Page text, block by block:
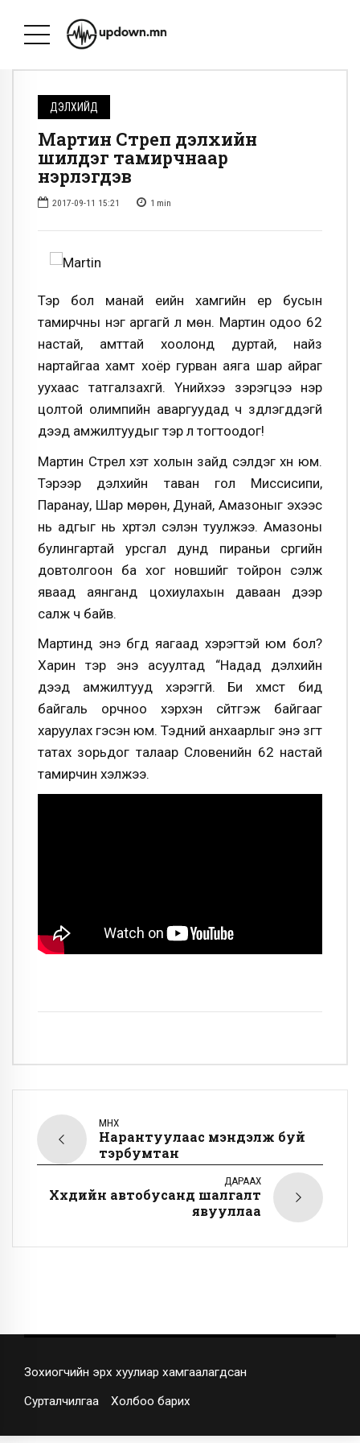
ДЭЛХИЙД
Мартин Стреп дэлхийн
шилдэг тамирчнаар
нэрлэгдэв
2017-09-11 15:21 1 min
Тэр бол манай үеийн хамгийн ер бусын
тамирчны нэг аргагүй л мөн. Мартин одоо 62
настай, амттай хоолонд дуртай, найз
нартайгаа хамт хоёр гурван аяга шар айраг
уухаас татгалзахгүй. Үүнийхээ зэрэгцээ нэр
цолтой олимпийн аваргуудад ч зүүдлэгддэгүй
дээд амжилтуудыг тэр л тогтоодог!
Мартин Стрел хэт холын зайд сэлдэг хүн юм.
Тэрээр дэлхийн таван гол Миссисипи,
Паранау, Шар мөрөн, Дунай, Амазоныг эхээс
нь адгыг нь хүртэл сэлэн туулжээ. Амазоны
булингартай урсгал дунд пираньи сүргийн
довтолгоон ба хог новшийг тойрон сэлж
яваад аянганд цохиулахын даваан дээр
салж ч байв.
Мартинд энэ бүгд яагаад хэрэгтэй юм бол?
Харин тэр энэ асуултад “Надад дэлхийн
дээд амжилтууд хэрэггүй. Би хүмүүст бид
байгаль орчноо хэрхэн сүйтгэж байгааг
харуулах гэсэн юм. Тэдний анхаарлыг энэ зүгт
татах зорьдог талаар Словенийн 62 настай
тамирчин хэлжээ.
ӨМНӨХ
Нарантуулаас мэндэлж буй
тэрбумтан
ДАРААХ
Хүүхдийн автобусанд шалгалт
явууллаа
Зохиогчийн эрх хуулиар хамгаалагдсан
Сурталчилгаа Холбоо барих